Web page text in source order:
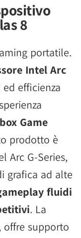
8
portatile.
Intel Arc
efficienza
Game
prodotto è
Arc G-Series,
grafica ad alte
fluidi
. La
offre supporto